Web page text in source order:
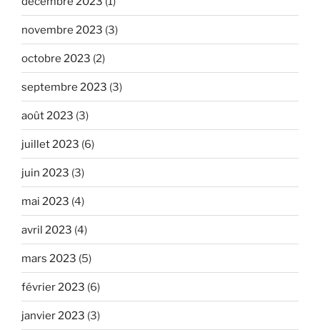
novembre 2023 (3)
octobre 2023 (2)
septembre 2023 (3)
août 2023 (3)
juillet 2023 (6)
juin 2023 (3)
mai 2023 (4)
avril 2023 (4)
mars 2023 (5)
février 2023 (6)
janvier 2023 (3)